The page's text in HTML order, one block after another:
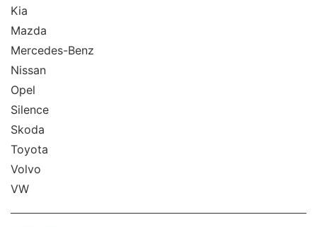
Kia
Mazda
Mercedes-Benz
Nissan
Opel
Silence
Skoda
Toyota
Volvo
VW